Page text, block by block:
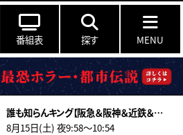
番組表 探す MENU
誰も知らんキング【阪急＆阪神＆近鉄＆南海＆メトロ…鉄道ミステリー2026夏】
8月15日(土) 夜9:58〜10:54